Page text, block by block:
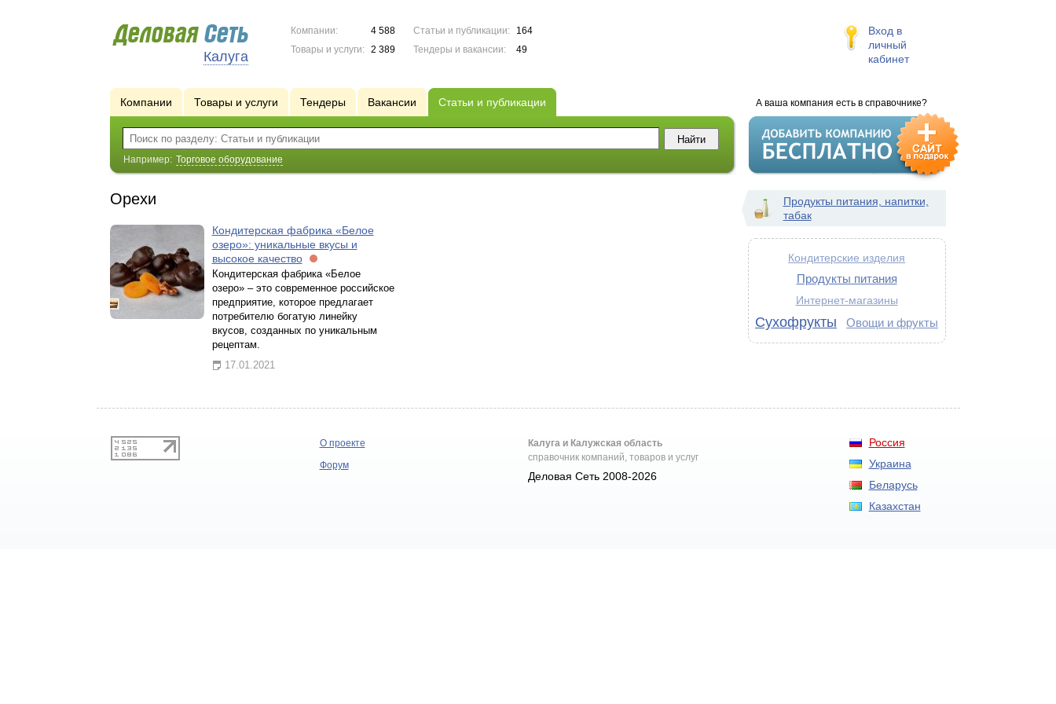
Калуга
Компании:
4 588
Товары и услуги:
2 389
Статьи и публикации:
164
Тендеры и вакансии:
49
Вход в
личный
кабинет
А ваша компания есть в справочнике?
Компании Товары и услуги Тендеры Вакансии Статьи и публикации
Например: Торговое оборудование
Орехи
Кондитерская фабрика «Белое
озеро»: уникальные вкусы и
высокое качество
Кондитерская фабрика «Белое
озеро» – это современное российское
предприятие, которое предлагает
потребителю богатую линейку
вкусов, созданных по уникальным
рецептам.
17.01.2021
Продукты питания, напитки,
табак
Кондитерские изделия
Продукты питания
Интернет-магазины
Сухофрукты Овощи и фрукты
Россия
Украина
Беларусь
Казахстан
О проекте
Форум
Калуга и Калужская область
справочник компаний, товаров и услуг
Деловая Сеть 2008-2026